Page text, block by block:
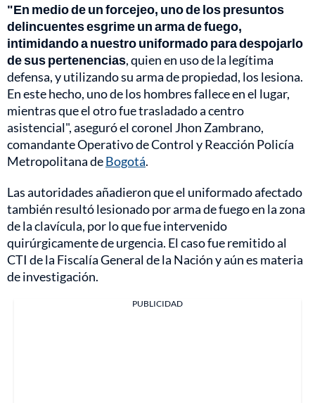
"En medio de un forcejeo, uno de los presuntos
delincuentes esgrime un arma de fuego,
intimidando a nuestro uniformado para despojarlo
de sus pertenencias, quien en uso de la legítima
defensa, y utilizando su arma de propiedad, los lesiona.
En este hecho, uno de los hombres fallece en el lugar,
mientras que el otro fue trasladado a centro
asistencial", aseguró el coronel Jhon Zambrano,
comandante Operativo de Control y Reacción Policía
Metropolitana deBogotá.
Las autoridades añadieron que el uniformado afectado
también resultó lesionado por arma de fuego en la zona
de la clavícula, por lo que fue intervenido
quirúrgicamente de urgencia. El caso fue remitido al
CTI de la Fiscalía General de la Nación y aún es materia
de investigación.
PUBLICIDAD